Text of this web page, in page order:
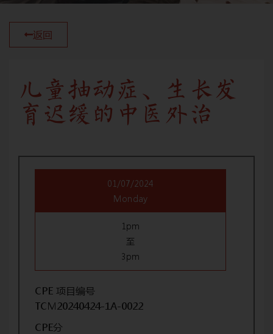
返回
儿童抽动症、生长发
育迟缓的中医外治
01/07/2024
Monday
1pm
至
3pm
CPE 项目编号
TCM20240424-1A-0022
CPE分